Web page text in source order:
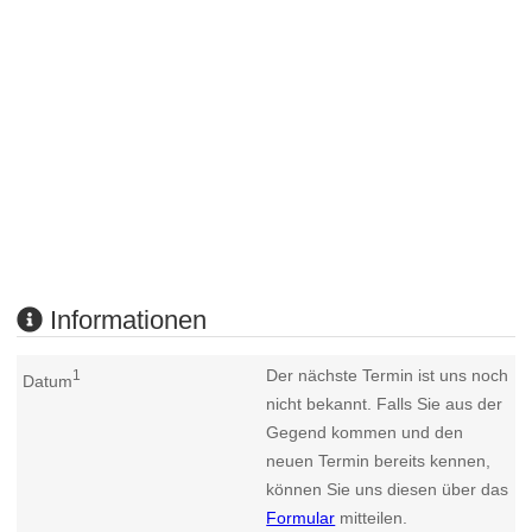
Informationen
Datum1
Der nächste Termin ist uns noch
nicht bekannt. Falls Sie aus der
Gegend kommen und den
neuen Termin bereits kennen,
können Sie uns diesen über das
Formular mitteilen.